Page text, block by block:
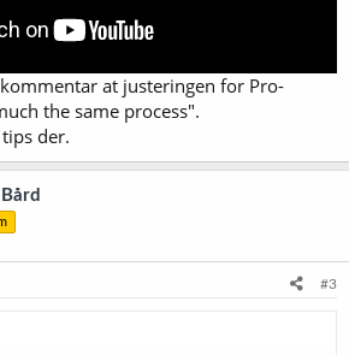
at justeringen for Pro-
the same process".
der.
#3